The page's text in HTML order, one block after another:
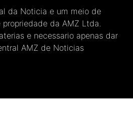
da Noticia e um meio de
da AMZ Ltda.
e necessario apenas dar
AMZ de Noticias